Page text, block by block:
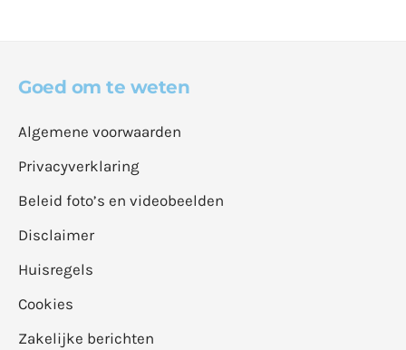
Goed om te weten
Algemene voorwaarden
Privacyverklaring
Beleid foto’s en videobeelden
Disclaimer
Huisregels
Cookies
Zakelijke berichten